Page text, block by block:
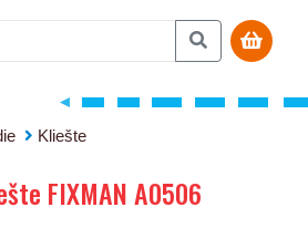
KliešteA0506
FIXMAN A0506